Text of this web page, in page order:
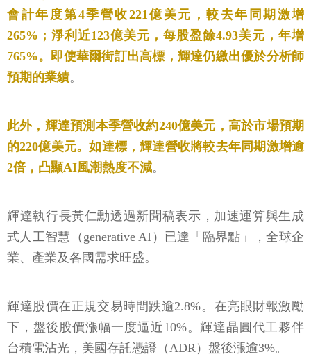
會計年度第4季營收221億美元，較去年同期激增
265%；淨利近123億美元，每股盈餘4.93美元，年增
765%。即使華爾街訂出高標，輝達仍繳出優於分析師
預期的業績。
此外，輝達預測本季營收約240億美元，高於市場預期
的220億美元。如達標，輝達營收將較去年同期激增逾
2倍，凸顯AI風潮熱度不減。
輝達執行長黃仁勳透過新聞稿表示，加速運算與生成
式人工智慧（generative AI）已達「臨界點」，全球企
業、產業及各國需求旺盛。
輝達股價在正規交易時間跌逾2.8%。在亮眼財報激勵
下，盤後股價漲幅一度逼近10%。輝達晶圓代工夥伴
台積電沾光，美國存託憑證（ADR）盤後漲逾3%。